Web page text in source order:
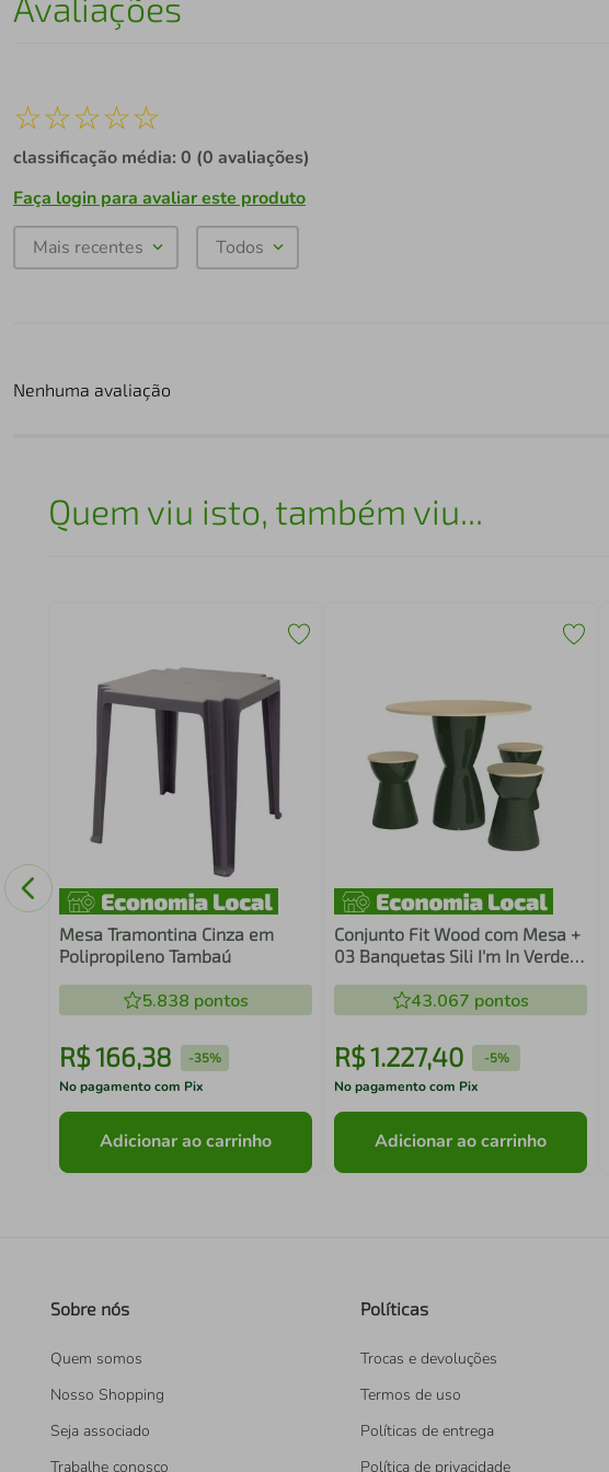
☆☆☆☆☆
classificação média: 0 (0 avaliações)
Faça login para avaliar este produto
Mais recentes Todos
Nenhuma avaliação
Quem viu isto, também viu...
Mesa Tramontina Cinza em
Polipropileno Tambaú
5.838 pontos
R$166,38 -35%
No pagamento com Pix
Adicionar ao carrinho
Conjunto Fit Wood com Mesa +
03 Banquetas Sili I'm In Verde
43.067 pontos
R$1.227,40 -5%
No pagamento com Pix
Adicionar ao carrinho
Sobre nós
Quem somos
Nosso Shopping
Seja associado
Trabalhe conosco
Políticas
Trocas e devoluções
Termos de uso
Políticas de entrega
Política de privacidade